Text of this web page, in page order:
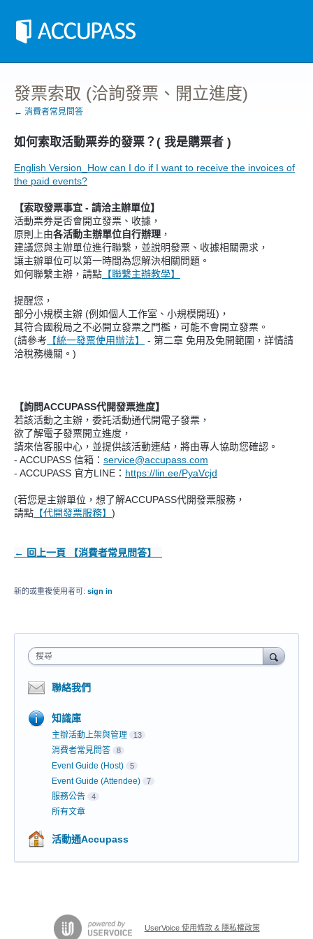
發票索取 (洽詢發票、開立進度)
← 消費者常見問答
如何索取活動票券的發票？( 我是購票者 )
English Version_How can I do if I want to receive the invoices of
the paid events?
【索取發票事宜 - 請洽主辦單位】
活動票券是否會開立發票、收據，
原則上由各活動主辦單位自行辦理 ，
建議您與主辦單位進行聯繫，並說明發票、收據相關需求，
讓主辦單位可以第一時間為您解決相關問題。
如何聯繫主辦，請點 【聯繫主辦教學】
提醒您，
部分小規模主辦 (例如個人工作室、小規模開班)，
其符合國稅局之不必開立發票之門檻，可能不會開立發票。
(請參考 【統一發票使用辦法】
- 第二章 免用及免開範圍，詳情請
洽稅務機關。)
【詢問ACCUPASS代開發票進度】
若該活動之主辦，委託活動通代開電子發票，
欲了解電子發票開立進度，
請來信客服中心，並提供該活動連結，將由專人協助您確認。
- ACCUPASS 信箱： service@accupass.com
- ACCUPASS 官方LINE： https://lin.ee/PyaVcjd
(若您是主辦單位，想了解ACCUPASS代開發票服務，
請點 【代開發票服務】 )
← 回上一頁 【消費者常見問答】
新的或重複使用者可: sign in
搜尋
聯絡我們
知識庫
主辦活動上架與管理 13
消費者常見問答 8
Event Guide (Host) 5
Event Guide (Attendee) 7
服務公告 4
所有文章
活動通Accupass
UserVoice 使用條款 & 隱私權政策